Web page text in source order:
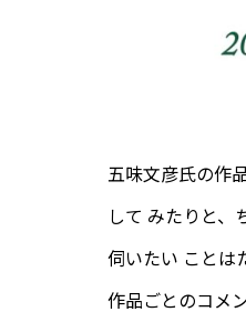
五味文彦氏の作
して みたりと
伺いたい ことは
作品ごとのコメ